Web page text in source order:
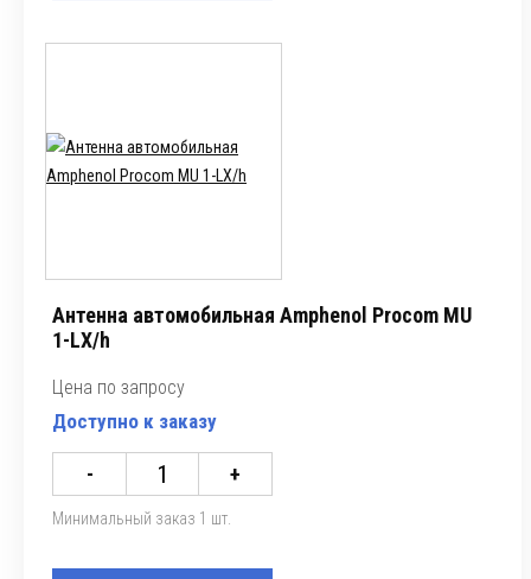
Антенна автомобильная Amphenol Procom MU
1-LX/h
Цена по запросу
Доступно к заказу
- +
Минимальный заказ 1 шт.